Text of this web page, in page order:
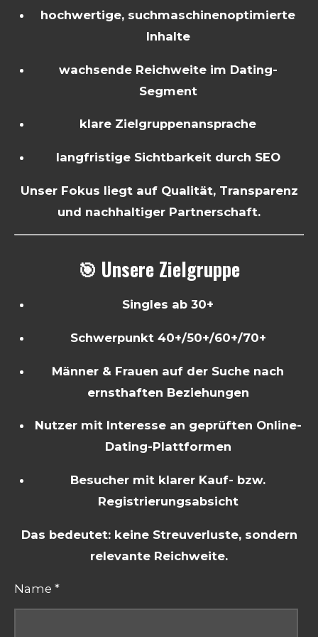
hochwertige, suchmaschinenoptimierte
Inhalte
wachsende Reichweite im Dating-
Segment
klare Zielgruppenansprache
langfristige Sichtbarkeit durch SEO
Unser Fokus liegt auf Qualität, Transparenz
und nachhaltiger Partnerschaft.
🎯 Unsere Zielgruppe
Singles ab 30+
Schwerpunkt 40+/50+/60+/70+
Männer & Frauen auf der Suche nach
ernsthaften Beziehungen
Nutzer mit Interesse an geprüften Online-
Dating-Plattformen
Besucher mit klarer Kauf- bzw.
Registrierungsabsicht
Das bedeutet: keine Streuverluste, sondern
relevante Reichweite.
Name *